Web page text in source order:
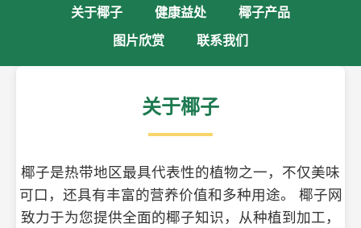
关于椰子 健康益处
椰子产品
图片欣赏
联系我们
关于椰子
椰子是热带地区最具代表性的植物之一，不仅美味
可口，还具有丰富的营养价值和多种用途。 椰子网
致力于为您提供全面的椰子知识，从种植到加工，